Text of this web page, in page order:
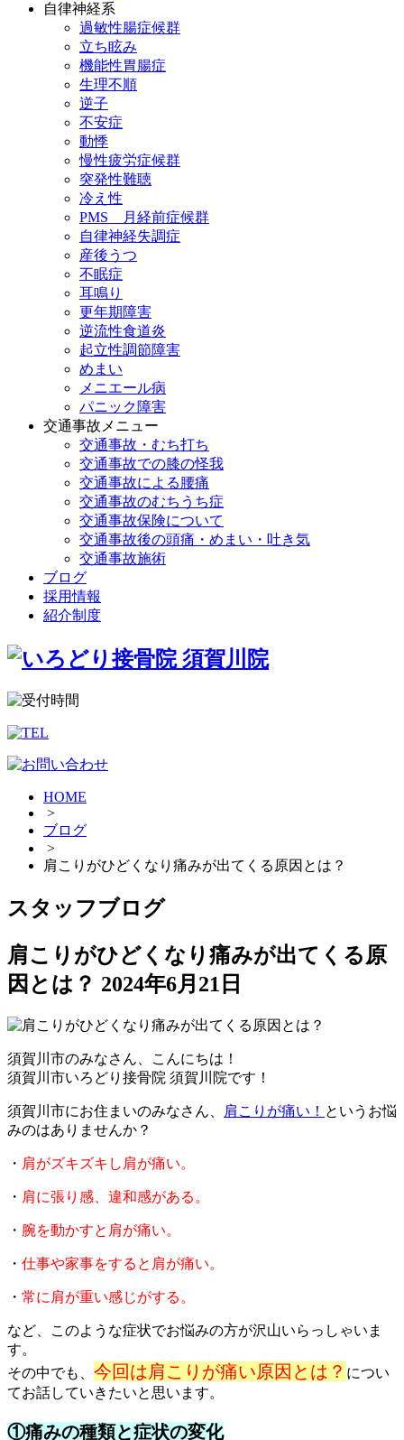
自律神経系
過敏性腸症候群
立ち眩み
機能性胃腸症
生理不順
逆子
不安症
動悸
慢性疲労症候群
突発性難聴
冷え性
PMS 月経前症候群
自律神経失調症
産後うつ
不眠症
耳鳴り
更年期障害
逆流性食道炎
起立性調節障害
めまい
メニエール病
パニック障害
交通事故メニュー
交通事故・むち打ち
交通事故での膝の怪我
交通事故による腰痛
交通事故のむちうち症
交通事故保険について
交通事故後の頭痛・めまい・吐き気
交通事故施術
ブログ
採用情報
紹介制度
HOME
>
ブログ
>
肩こりがひどくなり痛みが出てくる原因とは？
スタッフブログ
肩こりがひどくなり痛みが出てくる原
因とは？ 2024年6月21日
須賀川市のみなさん、こんにちは！
須賀川市いろどり接骨院 須賀川院です！
須賀川市にお住まいのみなさん、 肩こりが痛い！ というお悩
みのはありませんか？
・ 肩がズキズキし肩が痛い。
・ 肩に張り感、違和感がある。
・ 腕を動かすと肩が痛い。
・ 仕事や家事をすると肩が痛い。
・ 常に肩が重い感じがする。
など、このような症状でお悩みの方が沢山いらっしゃいま
す。
その中でも、 今回は肩こりが痛い原因とは？ につい
てお話していきたいと思います。
①痛みの種類と症状の変化